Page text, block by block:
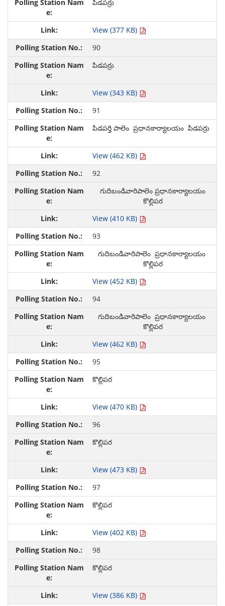
పిడపర్రు
View (377 KB)
90
పిడపర్రు
View (343 KB)
91
పిడపర్తి పాలెం ప్రధానకార్యాలయం పిడపర్రు
View (462 KB)
92
గుదిబండివారిపాలెం ప్రధానకార్యాలయం
కొల్లిపర
View (410 KB)
93
గుదిబండివారిపాలెం ప్రధానకార్యాలయం
కొల్లిపర
View (452 KB)
94
గుదిబండివారిపాలెం ప్రధానకార్యాలయం
కొల్లిపర
View (462 KB)
95
కొల్లిపర
View (470 KB)
96
కొల్లిపర
View (473 KB)
97
కొల్లిపర
View (402 KB)
98
కొల్లిపర
View (386 KB)